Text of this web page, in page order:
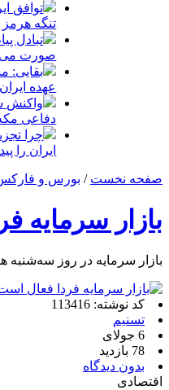
توافق
تنگه هرمز
تبادل
صورت
بقایی:
عهده
واکنش
دفاعی
چرا
ایران را
صفحه نخست / بورس و
بازار سرمایه
بازار سرمایه در روز سه‌شنبه
کد نوشته: 113416
تسنیم
6 جولای
78 بازدید
بدون دیدگاه
اقتصادی